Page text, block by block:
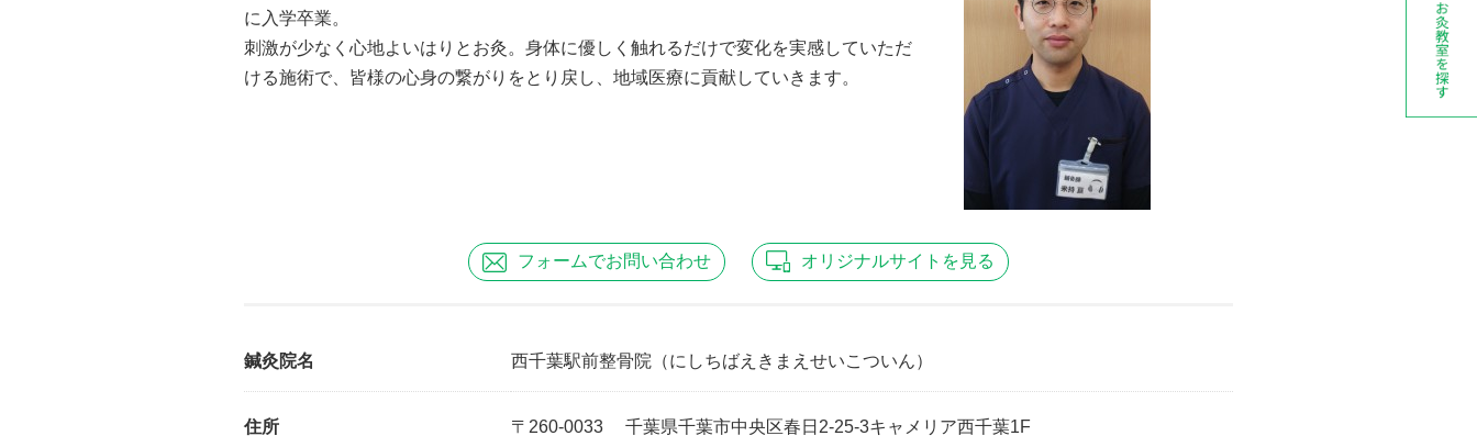
に入学卒業。
刺激が少なく心地よいはりとお灸。身体に優しく触れるだけで変化を実感していただ
ける施術で、皆様の心身の繋がりをとり戻し、地域医療に貢献していきます。
フォームでお問い合わせ オリジナルサイトを見る
鍼灸院名 西千葉駅前整骨院 （にしちばえきまえせいこついん）
住所 〒260-0033 千葉県千葉市中央区春日2-25-3キャメリア西千葉1F